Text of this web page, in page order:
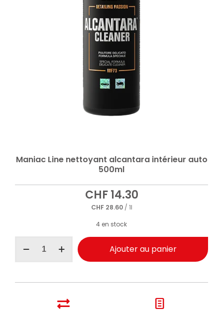
Maniac Line nettoyant alcantara intérieur auto
500ml
CHF14.30
CHF28.60/ 1l
4 en stock
Ajouter au panier